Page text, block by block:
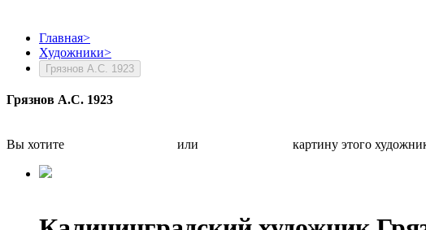
Главная>
Художники>
Грязнов А.С. 1923
Грязнов А.С. 1923
Вы хотите или картину этого